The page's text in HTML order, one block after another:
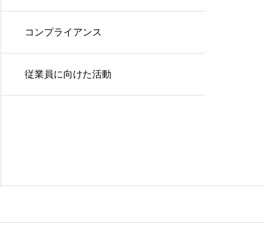
コンプライアンス
従業員に向けた活動